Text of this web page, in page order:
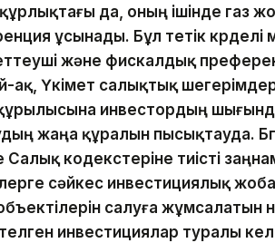
да, оның ішінде газ
ұсынады. Бұл тетік күрделі
және фискалдық
ақ, Үкімет салықтық
инвестордың
жаңа құралын пысықтауда.
Салық кодекстеріне тиісті
сәйкес инвестициялық
салуға жұмсалатын
инвестициялар туралы